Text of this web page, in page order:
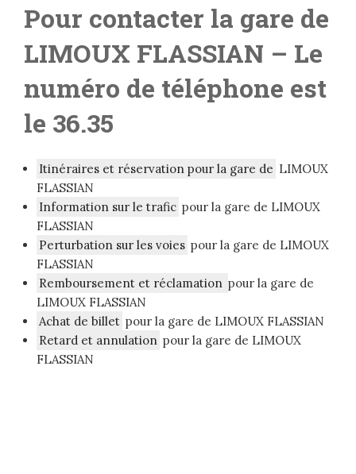
Pour contacter la gare de
LIMOUX FLASSIAN – Le
numéro de téléphone est
le 36.35
Itinéraires et réservation pour la gare de LIMOUX
FLASSIAN
Information sur le trafic pour la gare de LIMOUX
FLASSIAN
Perturbation sur les voies pour la gare de LIMOUX
FLASSIAN
Remboursement et réclamation pour la gare de
LIMOUX FLASSIAN
Achat de billet pour la gare de LIMOUX FLASSIAN
Retard et annulation pour la gare de LIMOUX
FLASSIAN